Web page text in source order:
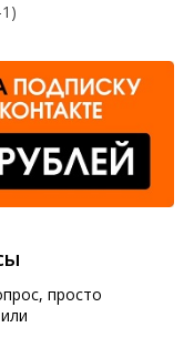
просто